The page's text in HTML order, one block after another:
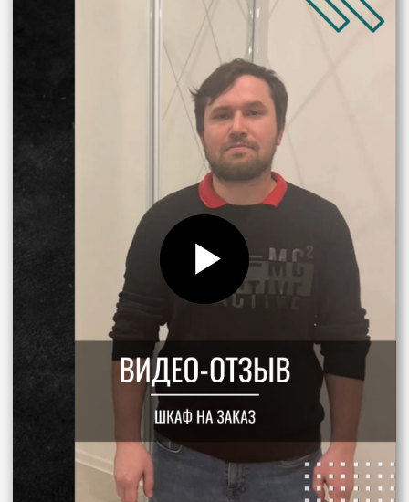
комплектующие обеспечивают
экологичность и безопасность шкафов
Гарантируем более 80 тыс.
открываний/закрываний ящиков —
плавно и бесшумно
Наши решения для хранения позволят
вместить все необходимое
Европейские материалы
Надежная фурнитура
Смарт-хранение
Вне зависимости от сложности проекта,
мы изготовим мебель своевременно
Более 600 вариантов исполнения.
Шкаф, полностью отражающая вашу
индивидуальность
Высокоточное оборудование
Безграничные возможности